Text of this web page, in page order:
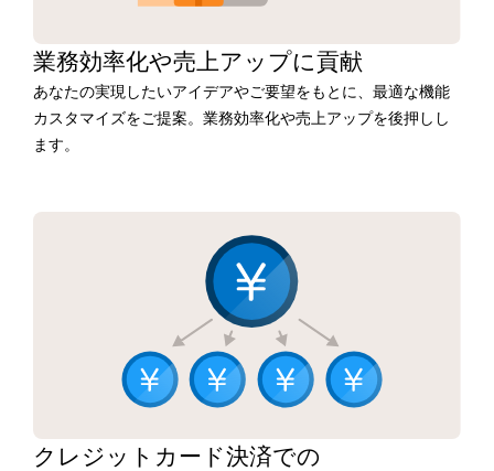
業務効率化や売上アップに貢献
あなたの実現したいアイデアやご要望をもとに、最適な機能
カスタマイズをご提案。業務効率化や売上アップを後押しし
ます。
クレジットカード決済での